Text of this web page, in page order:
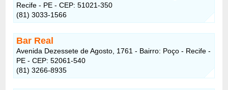
Recife - PE - CEP: 51021-350
(81) 3033-1566
Bar Real
Avenida Dezessete de Agosto, 1761 - Bairro: Poço - Recife -
PE - CEP: 52061-540
(81) 3266-8935